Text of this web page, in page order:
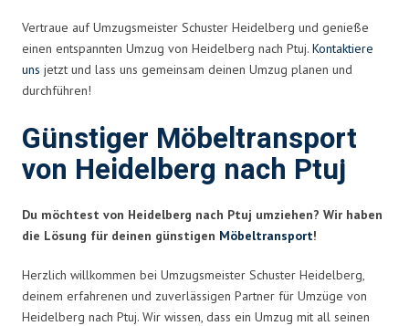
Vertraue auf Umzugsmeister Schuster Heidelberg und genieße
einen entspannten Umzug von Heidelberg nach Ptuj. Kontaktiere
uns jetzt und lass uns gemeinsam deinen Umzug planen und
durchführen!
Günstiger Möbeltransport
von Heidelberg nach Ptuj
Du möchtest von Heidelberg nach Ptuj umziehen? Wir haben
die Lösung für deinen günstigen Möbeltransport!
Herzlich willkommen bei Umzugsmeister Schuster Heidelberg,
deinem erfahrenen und zuverlässigen Partner für Umzüge von
Heidelberg nach Ptuj. Wir wissen, dass ein Umzug mit all seinen